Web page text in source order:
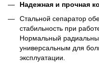
Надежная и прочная
Стальной сепаратор
стабильность при
Нормальный
универсальным для
эксплуатации.